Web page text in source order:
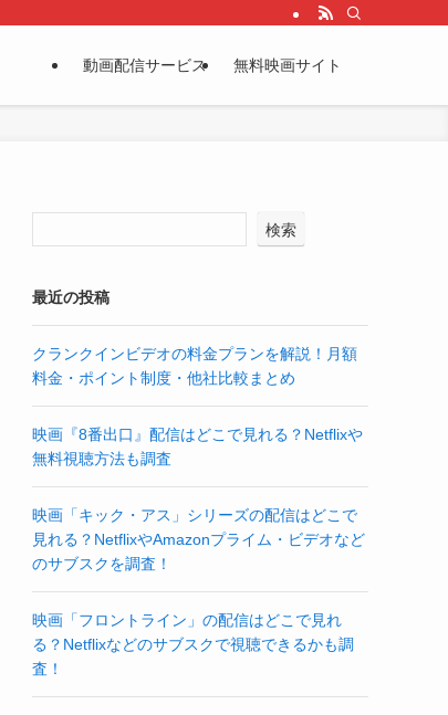
動画配信サービス 無料映画サイト
検索
最近の投稿
クランクインビデオの料金プランを解説！月額
料金・ポイント制度・他社比較まとめ
映画『8番出口』配信はどこで見れる？Netflixや
無料視聴方法も調査
映画「キック・アス」シリーズの配信はどこで
見れる？NetflixやAmazonプライム・ビデオなど
のサブスクを調査！
映画「フロントライン」の配信はどこで見れ
る？Netflixなどのサブスクで視聴できるかも調
査！